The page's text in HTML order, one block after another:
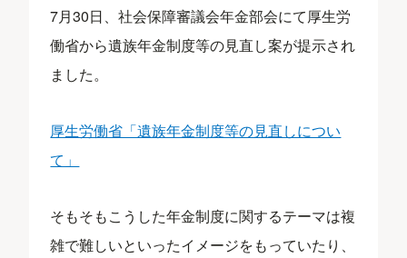
7月30日、社会保障審議会年金部会にて厚生労
働省から遺族年金制度等の見直し案が提示され
ました。
厚生労働省「遺族年金制度等の見直しについ
て」
そもそもこうした年金制度に関するテーマは複
雑で難しいといったイメージをもっていたり、